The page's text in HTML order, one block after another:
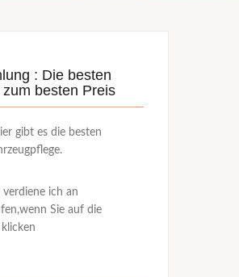
: Die besten
besten Preis
gibt es die besten
ich an
Sie auf die